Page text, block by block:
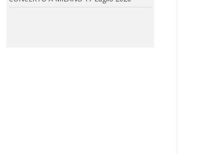
UN’IMMERSIONE NEL MONDO DELLA